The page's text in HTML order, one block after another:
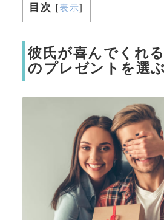
目次 [表示]
彼氏が喜んでくれ
のプレゼントを選